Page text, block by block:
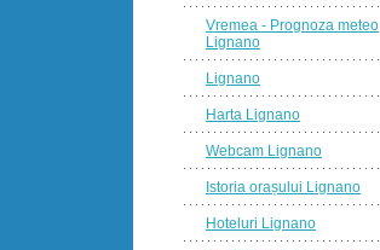
Vremea - Prognoza meteo
Lignano
Lignano
Harta Lignano
Webcam Lignano
Istoria orașului Lignano
Hoteluri Lignano